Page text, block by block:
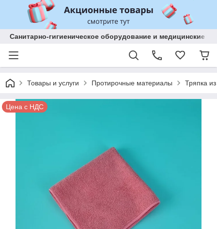
Санитарно-гигиеническое оборудование и медицинские
Товары и услуги Протирочные материалы Тряпка
Цена с НДС